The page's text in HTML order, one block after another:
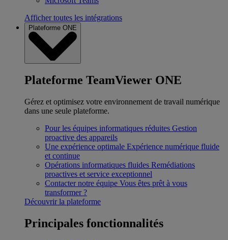
Afficher toutes les intégrations
Plateforme ONE
Plateforme TeamViewer ONE
Gérez et optimisez votre environnement de travail numérique
dans une seule plateforme.
Pour les équipes informatiques réduites Gestion
proactive des appareils
Une expérience optimale Expérience numérique fluide
et continue
Opérations informatiques fluides Remédiations
proactives et service exceptionnel
Contacter notre équipe Vous êtes prêt à vous
transformer ?
Découvrir la plateforme
Principales fonctionnalités